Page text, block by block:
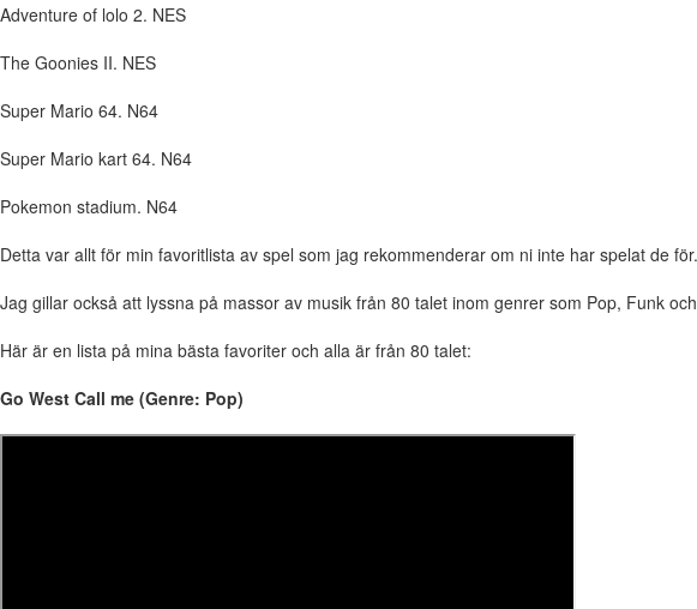
Adventure of lolo 2. NES
The Goonies II. NES
Super Mario 64. N64
Super Mario kart 64. N64
Pokemon stadium. N64
Detta var allt för min favoritlista av spel som jag rekommenderar om ni inte har spelat de för.
Jag gillar också att lyssna på massor av musik från 80 talet inom genrer som Pop, Funk
Här är en lista på mina bästa favoriter och alla är från 80 talet:
Go West Call me (Genre: Pop)